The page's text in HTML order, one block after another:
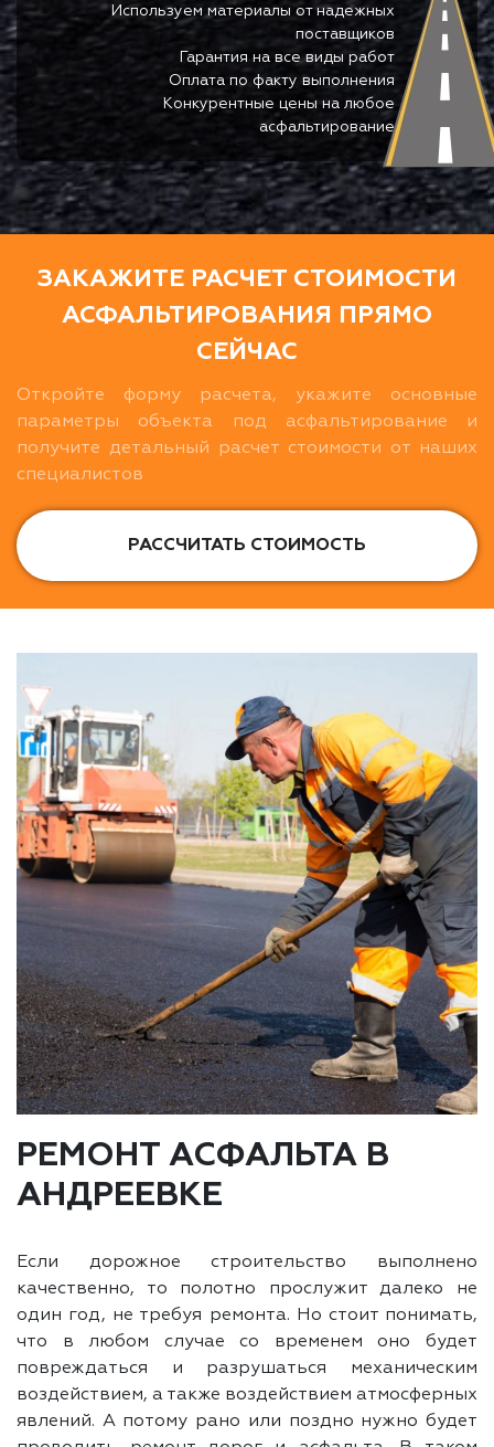
Используем материалы от надежных
поставщиков
Гарантия на все виды работ
Оплата по факту выполнения
Конкурентные цены на любое
асфальтирование
ЗАКАЖИТЕ РАСЧЕТ СТОИМОСТИ
АСФАЛЬТИРОВАНИЯ ПРЯМО
СЕЙЧАС
Откройте форму расчета, укажите основные
параметры объекта под асфальтирование и
получите детальный расчет стоимости от наших
специалистов
РАССЧИТАТЬ СТОИМОСТЬ
РЕМОНТ АСФАЛЬТА В
АНДРЕЕВКЕ
Если дорожное строительство выполнено
качественно, то полотно прослужит далеко не
один год, не требуя ремонта. Но стоит понимать,
что в любом случае со временем оно будет
повреждаться и разрушаться механическим
воздействием, а также воздействием атмосферных
явлений. А потому рано или поздно нужно будет